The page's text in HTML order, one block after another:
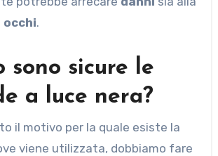
occhi.
sono sicure le
a luce nera?
il motivo per la quale esiste la
viene utilizzata, dobbiamo fare